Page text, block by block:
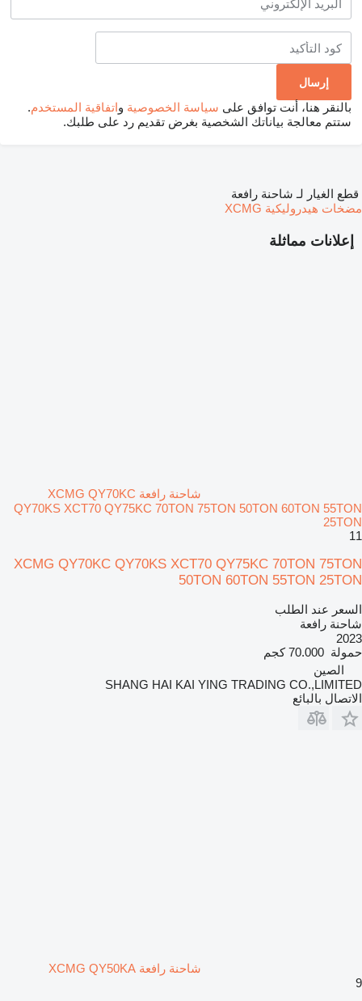
بالنقر هنا، أنت توافق على سياسة الخصوصية واتفاقية المستخدم.
ستتم معالجة بياناتك الشخصية بغرض تقديم رد على طلبك.
إعلانات مماثلة
شاحنة رافعة XCMG QY70KC
QY70KS XCT70 QY75KC 70TON 75TON 50TON 60TON 55TON
25TON
11
XCMG QY70KC QY70KS XCT70 QY75KC 70TON 75TON
50TON 60TON 55TON 25TON
السعر عند الطلب
شاحنة رافعة
2023
حمولة 70.000 كجم
الصين
SHANG HAI KAI YING TRADING CO.,LIMITED
الاتصال بالبائع
شاحنة رافعة XCMG QY50KA
9
قطع الغيار لـ شاحنة رافعة
مضخات هيدروليكية XCMG